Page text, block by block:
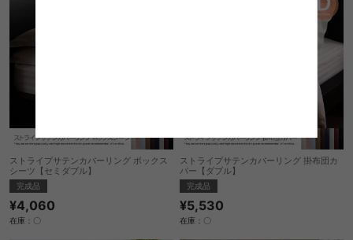
ストライプサテンカバーリング ボックス
シーツ【セミダブル】
完成品
¥4,060
在庫：〇
ストライプサテンカバーリング 掛布団カ
バー【ダブル】
完成品
¥5,530
在庫：〇